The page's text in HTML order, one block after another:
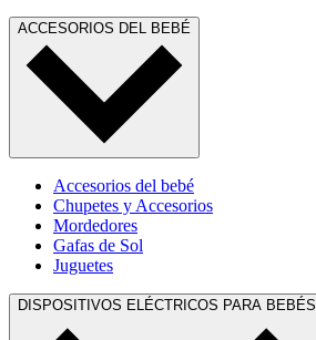
ACCESORIOS DEL BEBÉ
Accesorios del bebé
Chupetes y Accesorios
Mordedores
Gafas de Sol
Juguetes
DISPOSITIVOS ELÉCTRICOS PARA BEBÉS